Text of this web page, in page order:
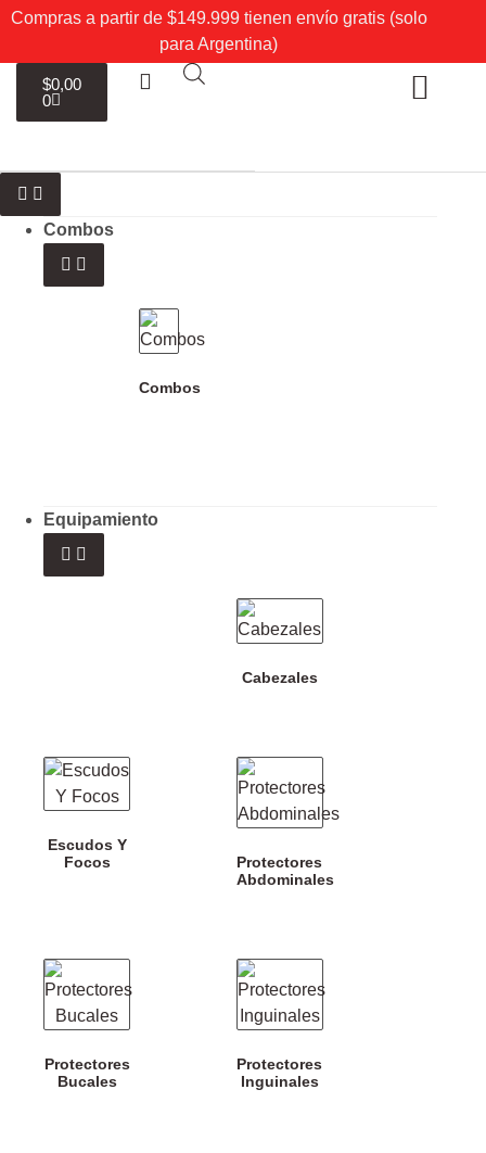
Compras a partir de $149.999 tienen envío gratis (solo
para Argentina)
$0,00
0
Combos
Combos
Equipamiento
Cabezales
Escudos Y
Focos
Protectores
Abdominales
Protectores
Bucales
Protectores
Inguinales